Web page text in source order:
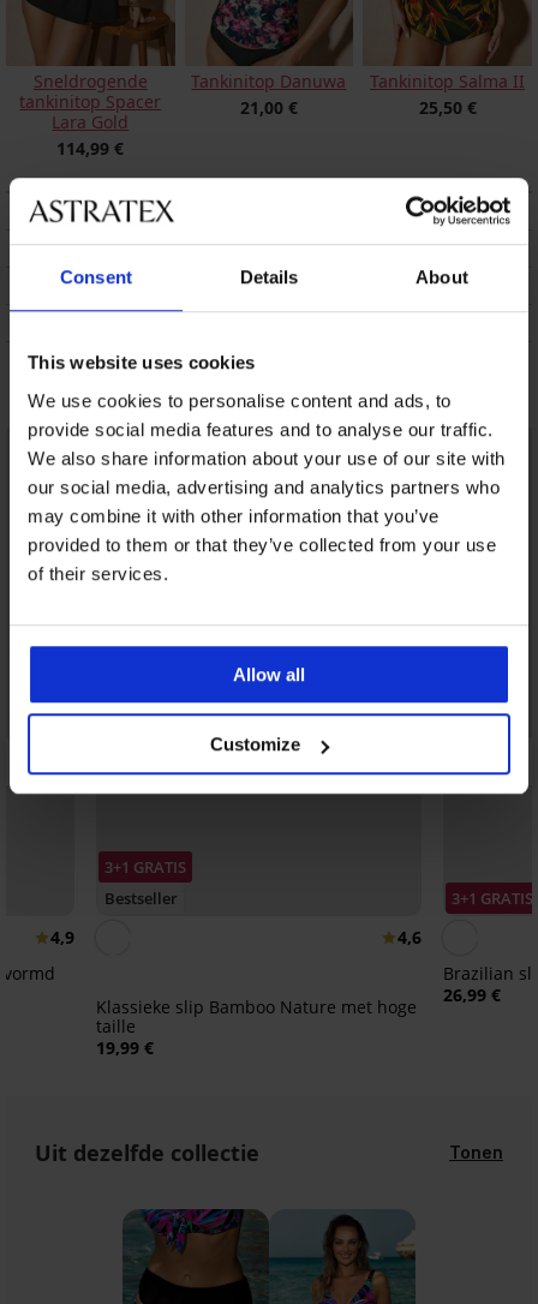
Consent Details About
This website uses cookies
We use cookies to personalise content and ads, to
provide social media features and to analyse our traffic.
We also share information about your use of our site with
our social media, advertising and analytics partners who
may combine it with other information that you’ve
provided to them or that they’ve collected from your use
of their services.
Allow all
Customize
Sneldrogende
tankinitop Spacer
Lara Gold
114,99 €
Tankinitop Danuwa
21,00 €
Tankinitop Salma II
25,50 €
BESCHRIJVING
VERZENDING EN BETALING
RUILEN
Misschien vindt u dit ook leuk
4,9
3+1 GRATIS
Bestseller
4,6
Klassieke slip Bamboo Nature met hoge
taille
19,99 €
3+1 GRATIS
Brazilian
26,99 €
Uit dezelfde collectie Tonen